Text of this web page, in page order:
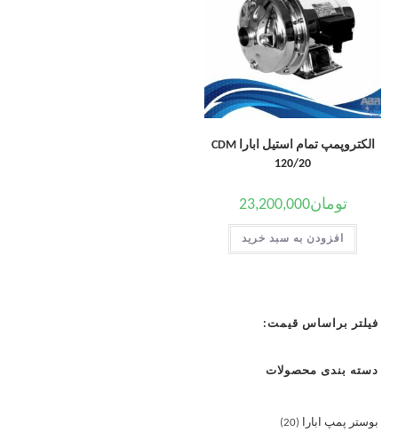
الکتروپمپ تمام استیل ابارا CDM
120/20
تومان23,200,000
افزودن به سبد خرید
فیلتر براساس قیمت:
دسته بندی محصولات
بوستر پمپ ابارا
20